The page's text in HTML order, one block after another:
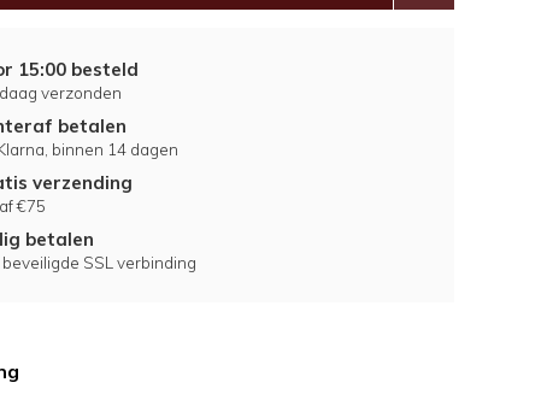
15:00 besteld
verzonden
betalen
binnen 14 dagen
verzending
€75
betalen
beveiligde SSL verbinding